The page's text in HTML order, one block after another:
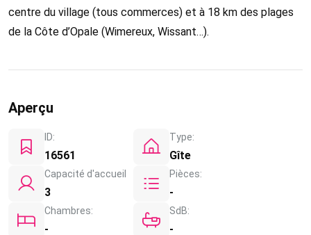
centre du village (tous commerces) et à 18 km des plages
de la Côte d’Opale (Wimereux, Wissant…).
Aperçu
ID:
16561
Type:
Gîte
Capacité d'accueil
3
Pièces:
-
Chambres:
-
SdB:
-